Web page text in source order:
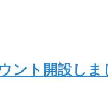
ント開設しま